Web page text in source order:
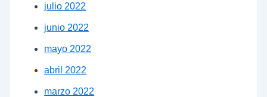
julio 2022
junio 2022
mayo 2022
abril 2022
marzo 2022